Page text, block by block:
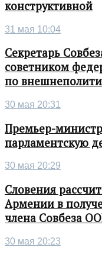
конструктивной
31 мая 10:04
Секретарь
советником
по
30 мая 20:31
Премьер-
парламентскую
30 мая 20:29
Словения
Армении в
члена Совбеза
30 мая 20:23